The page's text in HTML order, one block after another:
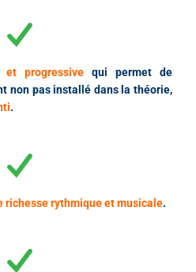
et progressive qui permet de
non pas installé dans la théorie,
.
richesse rythmique et musicale.